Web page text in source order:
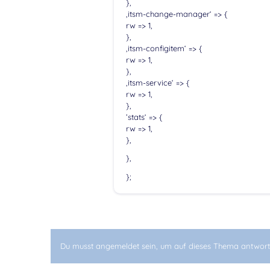
},
‚itsm-change-manager‘ => {
rw => 1,
},
‚itsm-configitem‘ => {
rw => 1,
},
‚itsm-service‘ => {
rw => 1,
},
’stats‘ => {
rw => 1,
},
},
};
Du musst angemeldet sein, um auf dieses Thema